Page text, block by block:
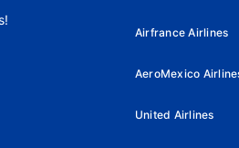
Airfrance Airlines
AeroMexico
United Airlines